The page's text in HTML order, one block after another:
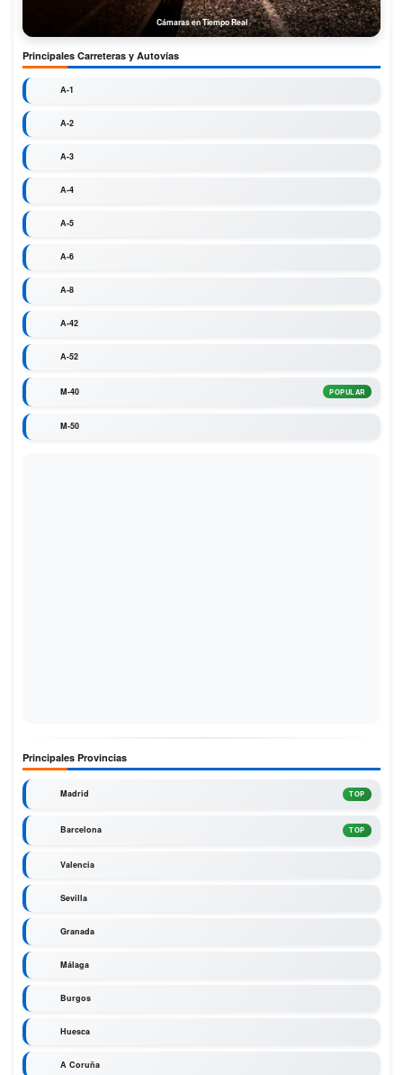
Cámaras en Tiempo Real
Principales Carreteras y Autovías
A-1
A-2
A-3
A-4
A-5
A-6
A-8
A-42
A-52
M-40 POPULAR
M-50
Principales Provincias
Madrid TOP
Barcelona TOP
Valencia
Sevilla
Granada
Málaga
Burgos
Huesca
A Coruña